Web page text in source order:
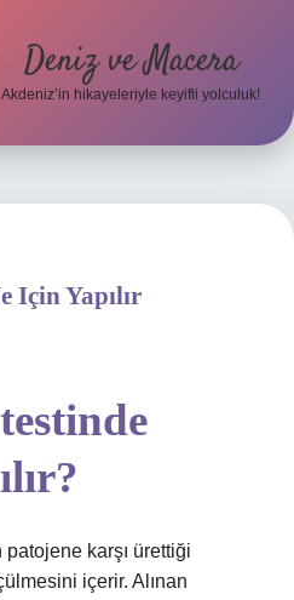
Deniz ve Macera
Akdeniz’in hikayeleriyle keyifli yolculuk!
Için Yapılır
patojene karşı ürettiği
içerir. Alınan